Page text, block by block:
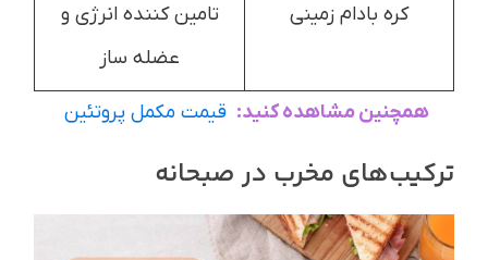
کره بادام زمینی
تامین کننده انرژی و
عضله ساز
همچنین مشاهده کنید: قیمت مکمل پروتئین
ترکیب‌های مخرب در صبحانه